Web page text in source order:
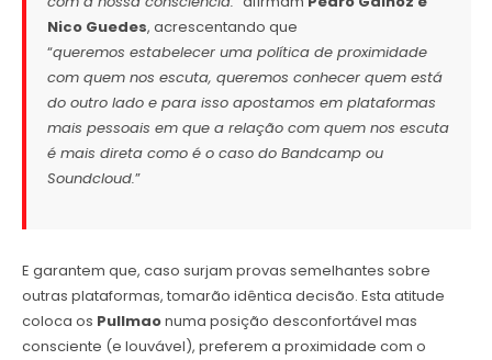
Nico Guedes, acrescentando que
“queremos estabelecer uma política de proximidade
com quem nos escuta, queremos conhecer quem está
do outro lado e para isso apostamos em plataformas
mais pessoais em que a relação com quem nos escuta
é mais direta como é o caso do Bandcamp ou
Soundcloud.”
E garantem que, caso surjam provas semelhantes sobre
outras plataformas, tomarão idêntica decisão. Esta atitude
coloca os Pullmaonuma posição desconfortável mas
consciente (e louvável), preferem a proximidade com o